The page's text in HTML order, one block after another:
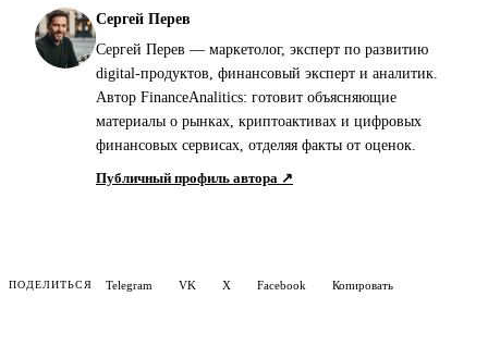
Сергей Перев
Сергей Перев — маркетолог, эксперт по развитию
digital-продуктов, финансовый эксперт и аналитик.
Автор FinanceAnalitics: готовит объясняющие
материалы о рынках, криптоактивах и цифровых
финансовых сервисах, отделяя факты от оценок.
Публичный профиль автора ↗
ПОДЕЛИТЬСЯ Telegram VK X Facebook Копировать